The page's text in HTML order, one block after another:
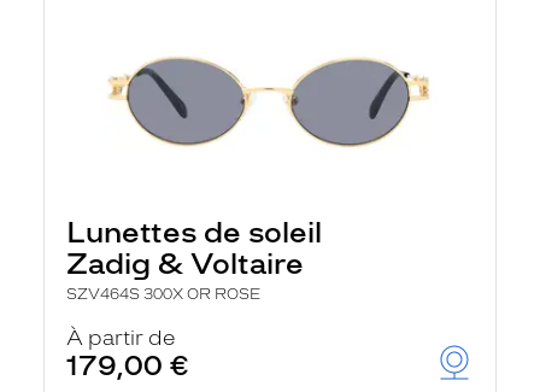
Lunettes de soleil
Zadig & Voltaire
SZV464S 300X OR ROSE
À partir de
179,00 €